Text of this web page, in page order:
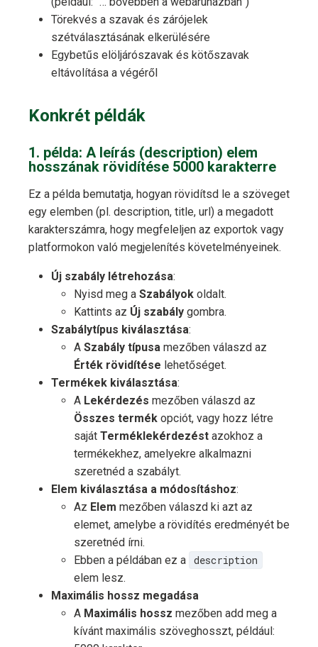
Törekvés a szavak és zárójelek
szétválasztásának elkerülésére
Egybetűs elöljárószavak és kötőszavak
eltávolítása a végéről
Konkrét példák
1. példa: A leírás (description) elem
hosszának rövidítése 5000 karakterre
Ez a példa bemutatja, hogyan rövidítsd le a szöveget
egy elemben (pl. description, title, url) a megadott
karakterszámra, hogy megfeleljen az exportok vagy
platformokon való megjelenítés követelményeinek.
Új szabály létrehozása:
Nyisd meg a Szabályok oldalt.
Kattints az Új szabály gombra.
Szabálytípus kiválasztása:
A Szabály típusa mezőben válaszd az
Érték rövidítése lehetőséget.
Termékek kiválasztása:
A Lekérdezés mezőben válaszd az
Összes termék opciót, vagy hozz létre
saját Terméklekérdezést azokhoz a
termékekhez, amelyekre alkalmazni
szeretnéd a szabályt.
Elem kiválasztása a módosításhoz:
Az Elem mezőben válaszd ki azt az
elemet, amelybe a rövidítés eredményét be
szeretnéd írni.
Ebben a példában ez a description
elem lesz.
Maximális hossz megadása
A Maximális hossz mezőben add meg a
kívánt maximális szöveghosszt, például: